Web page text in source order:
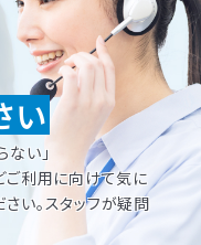
い
ない」
ご利用に向けて気に
い。スタッフが疑問